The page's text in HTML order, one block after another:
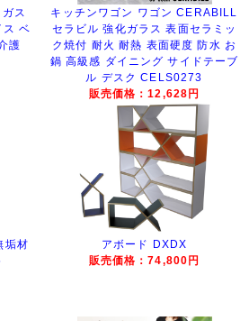
ス
ス ベ
護
キッチンワゴン ワゴン CERABILL
セラビル 強化ガラス 表面セラミッ
ク焼付 耐火 耐熱 表面硬度 防水 お
鍋 高級感 ダイニング サイドテーブ
ル デスク CELS0273
販売価格：12,628円
垢材
アボード DXDX
販売価格：74,800円